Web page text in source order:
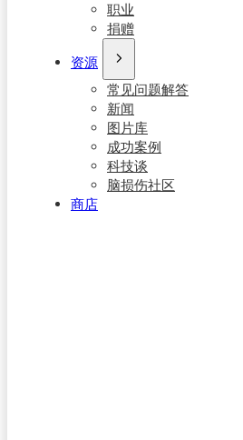
职业
捐赠
资源
常见问题解答
新闻
图片库
成功案例
科技谈
脑损伤社区
商店